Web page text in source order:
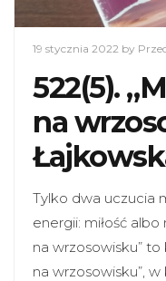
19 stycznia 2022 by
522(5).
na
Tylko dwa uczucia
energii: miłość albo
na wrzosowisku”
na wrzosowisku”,